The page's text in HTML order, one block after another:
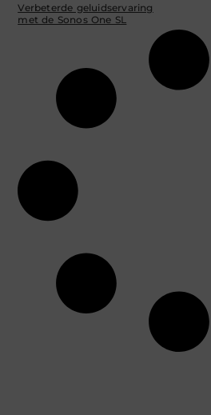
Verbeterde geluidservaring
met de Sonos One SL